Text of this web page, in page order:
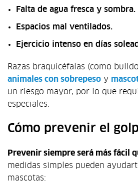
Falta de agua fresca y sombra.
Espacios mal ventilados.
Ejercicio intenso en días
Razas braquicéfalas (como
animales con sobrepeso y
un riesgo mayor, por lo que
especiales.
Cómo prevenir el
Prevenir siempre será más fácil
medidas simples pueden
mascotas: